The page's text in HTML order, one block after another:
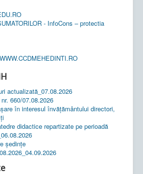
- InfoCons – protectia
actualizată_07.08.2026
660/07.08.2026
în interesul învățământului directori,
didactice repartizate pe perioadă
ședințe